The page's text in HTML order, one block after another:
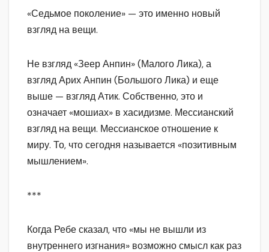
«Седьмое поколение» — это именно новый
взгляд на вещи.
Не взгляд «Зеер Анпин» (Малого Лика), а
взгляд Арих Анпин (Большого Лика) и еще
выше — взгляд Атик. Собственно, это и
означает «мошиах» в хасидизме. Мессианский
взгляд на вещи. Мессианское отношение к
миру. То, что сегодня называется «позитивным
мышлением».
***
Когда Ребе сказал, что «мы не вышли из
внутреннего изгнания» возможно смысл как раз